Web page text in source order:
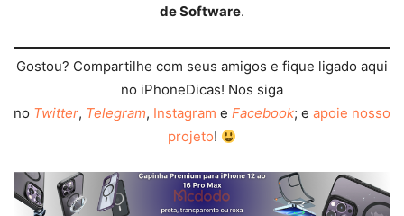
de Software.
Gostou? Compartilhe com seus amigos e fique ligado aqui
no iPhoneDicas! Nos siga
no Twitter, Telegram, Instagram e Facebook; e apoie nosso
projeto!